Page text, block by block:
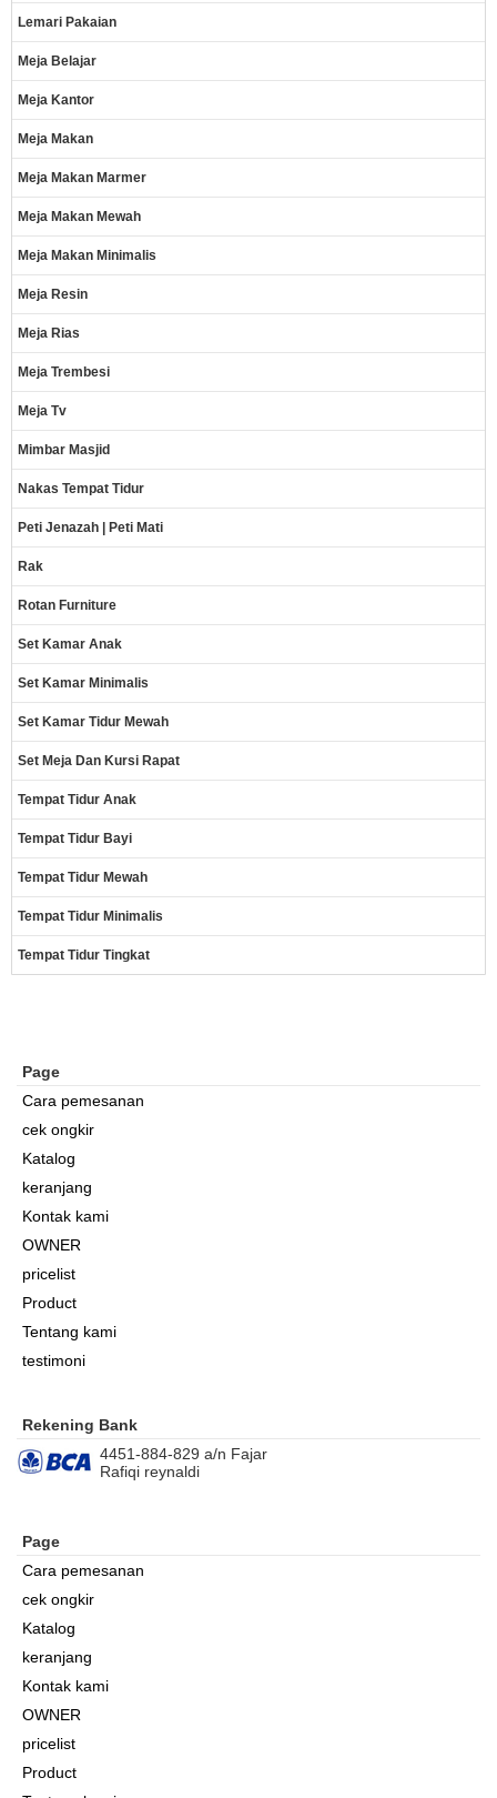
Lemari Pakaian
Meja Belajar
Meja Kantor
Meja Makan
Meja Makan Marmer
Meja Makan Mewah
Meja Makan Minimalis
Meja Resin
Meja Rias
Meja Trembesi
Meja Tv
Mimbar Masjid
Nakas Tempat Tidur
Peti Jenazah | Peti Mati
Rak
Rotan Furniture
Set Kamar Anak
Set Kamar Minimalis
Set Kamar Tidur Mewah
Set Meja Dan Kursi Rapat
Tempat Tidur Anak
Tempat Tidur Bayi
Tempat Tidur Mewah
Tempat Tidur Minimalis
Tempat Tidur Tingkat
Page
Cara pemesanan
cek ongkir
Katalog
keranjang
Kontak kami
OWNER
pricelist
Product
Tentang kami
testimoni
Rekening Bank
4451-884-829 a/n Fajar
Rafiqi reynaldi
Page
Cara pemesanan
cek ongkir
Katalog
keranjang
Kontak kami
OWNER
pricelist
Product